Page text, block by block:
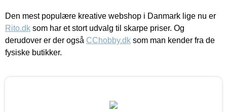
Den mest populære kreative webshop i Danmark lige nu er
Rito.dk som har et stort udvalg til skarpe priser. Og
derudover er der også CChobby.dk som man kender fra de
fysiske butikker.